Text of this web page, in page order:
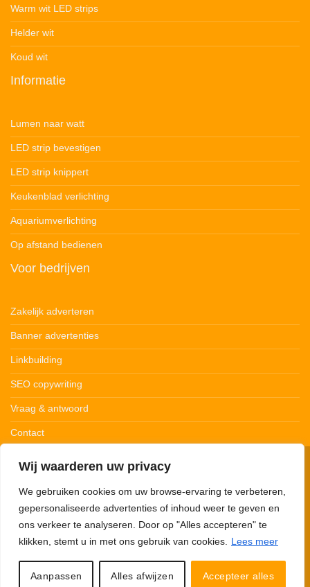
Wij waarderen uw privacy
We gebruiken cookies om uw browse-ervaring te verbeteren,
gepersonaliseerde advertenties of inhoud weer te geven en
ons verkeer te analyseren. Door op "Alles accepteren" te
klikken, stemt u in met ons gebruik van cookies.
Lees meer
Aanpassen Alles afwijzen Accepteer alles
Warm wit LED strips
Helder wit
Koud wit
Informatie
Lumen naar watt
LED strip bevestigen
LED strip knippert
Keukenblad verlichting
Aquariumverlichting
Op afstand bedienen
Voor bedrijven
Zakelijk adverteren
Banner advertenties
Linkbuilding
SEO copywriting
Vraag & antwoord
Contact
Privacybeleid Cookiebeleid Disclaimer
123Ledstrips.nl neemt deel aan advertentieprogramma’s om commissie te
hiervoor doorverwezen naar de desbetreffende webshop.